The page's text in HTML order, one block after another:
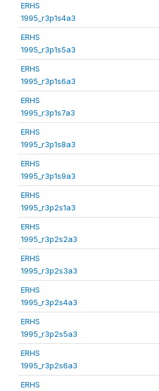
ERHS
1995_r3p1s4a3
ERHS
1995_r3p1s5a3
ERHS
1995_r3p1s6a3
ERHS
1995_r3p1s7a3
ERHS
1995_r3p1s8a3
ERHS
1995_r3p1s9a3
ERHS
1995_r3p2s1a3
ERHS
1995_r3p2s2a3
ERHS
1995_r3p2s3a3
ERHS
1995_r3p2s4a3
ERHS
1995_r3p2s5a3
ERHS
1995_r3p2s6a3
ERHS